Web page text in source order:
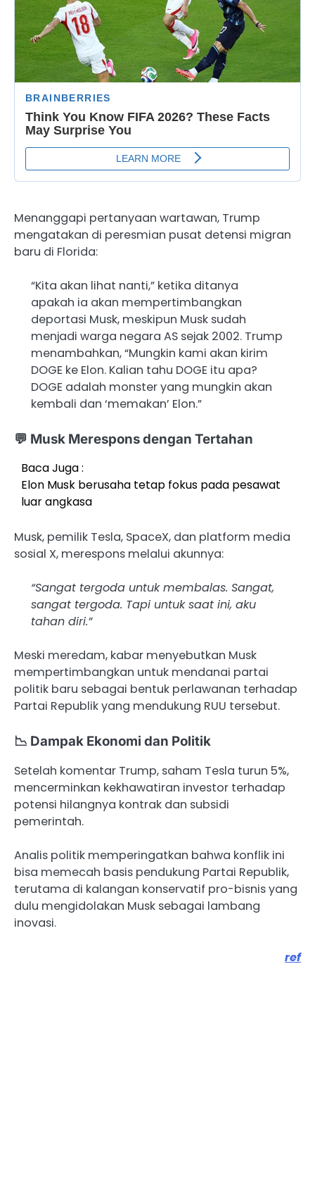
Menanggapi pertanyaan wartawan, Trump
mengatakan di peresmian pusat detensi migran
baru di Florida:
“Kita akan lihat nanti,” ketika ditanya
apakah ia akan mempertimbangkan
deportasi Musk, meskipun Musk sudah
menjadi warga negara AS sejak 2002. Trump
menambahkan, “Mungkin kami akan kirim
DOGE ke Elon. Kalian tahu DOGE itu apa?
DOGE adalah monster yang mungkin akan
kembali dan ‘memakan’ Elon.”
💬 Musk Merespons dengan Tertahan
Baca Juga :
Elon Musk berusaha tetap fokus pada pesawat
luar angkasa
Musk, pemilik Tesla, SpaceX, dan platform media
sosial X, merespons melalui akunnya:
“Sangat tergoda untuk membalas. Sangat,
sangat tergoda. Tapi untuk saat ini, aku
tahan diri.”
Meski meredam, kabar menyebutkan Musk
mempertimbangkan untuk mendanai partai
politik baru sebagai bentuk perlawanan terhadap
Partai Republik yang mendukung RUU tersebut.
📉 Dampak Ekonomi dan Politik
Setelah komentar Trump, saham Tesla turun 5%,
mencerminkan kekhawatiran investor terhadap
potensi hilangnya kontrak dan subsidi
pemerintah.
Analis politik memperingatkan bahwa konflik ini
bisa memecah basis pendukung Partai Republik,
terutama di kalangan konservatif pro-bisnis yang
dulu mengidolakan Musk sebagai lambang
inovasi.
ref